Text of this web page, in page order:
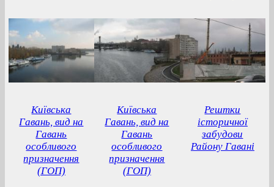
Київська
Гавань, вид на
Гавань
особливого
призначення
(ГОП)
Київська
Гавань, вид на
Гавань
особливого
призначення
(ГОП)
Рештки
історичної
забудови
Району Гавані